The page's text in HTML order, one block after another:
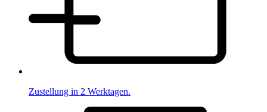
Zustellung in 2 Werktagen.